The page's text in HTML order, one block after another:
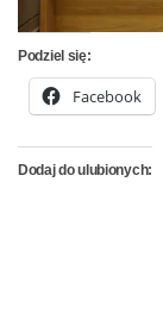
Podziel się:
Facebook
Dodaj do ulubionych: